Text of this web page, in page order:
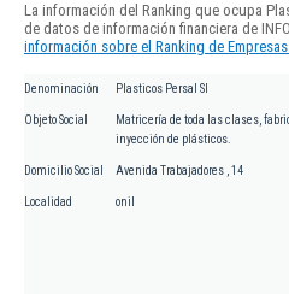
La información del Ranking que ocupa
de datos de información financiera de
información sobre el Ranking de
Denominación Plasticos Persal Sl
Objeto Social
Matricería de toda las clases,
inyección de plásticos.
Domicilio Social Avenida Trabajadores , 14
Localidad onil